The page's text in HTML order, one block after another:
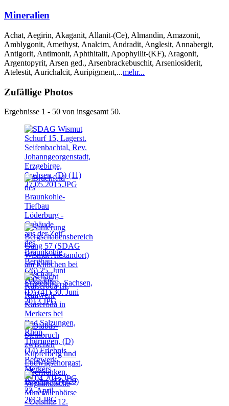
Mineralien
Achat, Aegirin, Akaganit, Allanit-(Ce), Almandin, Amazonit,
Amblygonit, Amethyst, Analcim, Andradit, Anglesit, Annabergit,
Antigorit, Antimonit, Aphthitalit, Apophyllit-(KF), Aragonit,
Argentopyrit, Arsen ged., Arsenbrackebuschit, Arseniosiderit,
Atelestit, Aurichalcit, Auripigment,...mehr...
Zufällige Photos
Ergebnisse 1 - 50 von insgesamt 50.